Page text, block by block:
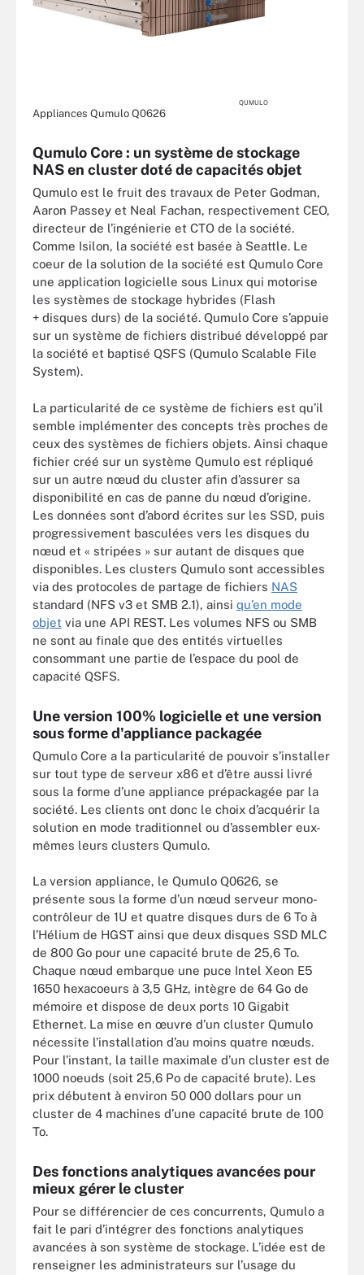
QUMULO
Appliances Qumulo Q0626
Qumulo Core : un système de stockage
NAS en cluster doté de capacités objet
Qumulo est le fruit des travaux de Peter Godman,
Aaron Passey et Neal Fachan, respectivement CEO,
directeur de l’ingénierie et CTO de la société.
Comme Isilon, la société est basée à Seattle. Le
coeur de la solution de la société est Qumulo Core
une application logicielle sous Linux qui motorise
les systèmes de stockage hybrides (Flash
+ disques durs) de la société. Qumulo Core s’appuie
sur un système de fichiers distribué développé par
la société et baptisé QSFS (Qumulo Scalable File
System).
La particularité de ce système de fichiers est qu’il
semble implémenter des concepts très proches de
ceux des systèmes de fichiers objets. Ainsi chaque
fichier créé sur un système Qumulo est répliqué
sur un autre nœud du cluster afin d’assurer sa
disponibilité en cas de panne du nœud d’origine.
Les données sont d’abord écrites sur les SSD, puis
progressivement basculées vers les disques du
nœud et « stripées » sur autant de disques que
disponibles. Les clusters Qumulo sont accessibles
via des protocoles de partage de fichiers NAS
standard (NFS v3 et SMB 2.1), ainsi qu’en mode
objet via une API REST. Les volumes NFS ou SMB
ne sont au finale que des entités virtuelles
consommant une partie de l’espace du pool de
capacité QSFS.
Une version 100% logicielle et une version
sous forme d'appliance packagée
Qumulo Core a la particularité de pouvoir s’installer
sur tout type de serveur x86 et d’être aussi livré
sous la forme d’une appliance prépackagée par la
société. Les clients ont donc le choix d’acquérir la
solution en mode traditionnel ou d’assembler eux-
mêmes leurs clusters Qumulo.
La version appliance, le Qumulo Q0626, se
présente sous la forme d’un nœud serveur mono-
contrôleur de 1U et quatre disques durs de 6 To à
l’Hélium de HGST ainsi que deux disques SSD MLC
de 800 Go pour une capacité brute de 25,6 To.
Chaque nœud embarque une puce Intel Xeon E5
1650 hexacoeurs à 3,5 GHz, intègre de 64 Go de
mémoire et dispose de deux ports 10 Gigabit
Ethernet. La mise en œuvre d’un cluster Qumulo
nécessite l’installation d’au moins quatre nœuds.
Pour l’instant, la taille maximale d’un cluster est de
1000 noeuds (soit 25,6 Po de capacité brute). Les
prix débutent à environ 50 000 dollars pour un
cluster de 4 machines d’une capacité brute de 100
To.
Des fonctions analytiques avancées pour
mieux gérer le cluster
Pour se différencier de ces concurrents, Qumulo a
fait le pari d’intégrer des fonctions analytiques
avancées à son système de stockage. L’idée est de
renseigner les administrateurs sur l’usage du